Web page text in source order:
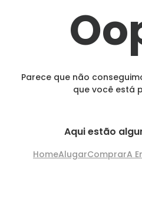
Parece que não
que você está
Aqui estão
HomeAlugarComprarA